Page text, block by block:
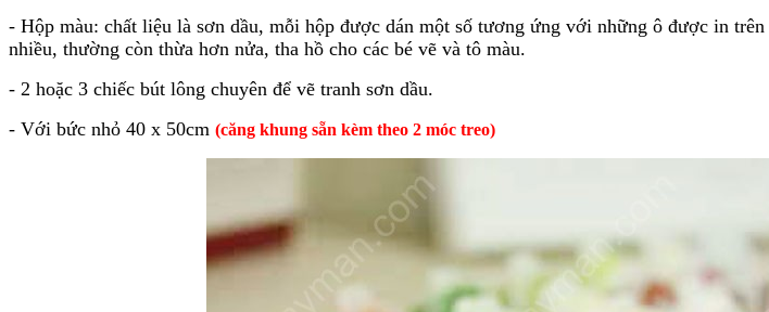
- Hộp màu: chất liệu là sơn dầu, mỗi hộp được dán một số tương ứng với những ô được in
nhiều, thường còn thừa hơn nửa, tha hồ cho các bé vẽ và tô màu.
- 2 hoặc 3 chiếc bút lông chuyên để vẽ tranh sơn dầu.
- Với bức nhỏ 40 x 50cm (căng khung sẵn kèm theo 2 móc treo)